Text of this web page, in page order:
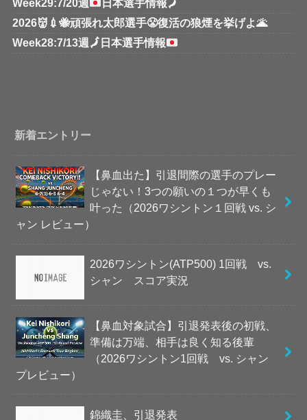
Week29:7/20週
日本選手情報🗾
2026👹💉🐝頑張れ太郎選手😤復活の狼煙を挙げよ🌋
Week28:7/13週 🗾 日本選手情報
新着エントリー
【鼻血出た】引退間際の選手のプレー
じゃない！3つの願いの１つが早くも
叶った（2026ワシントン１回戦 vs. シ
ャン レビュー）
2026ワシントン(ATP500) 1回戦 vs.
シャン スコア実況
【鼻血対象試合】引退発表後の初戦、
準備は万端、相手は良く知る後輩
（2026ワシントン1回戦 vs. シャン
プレビュー）
錦織圭、引退発表